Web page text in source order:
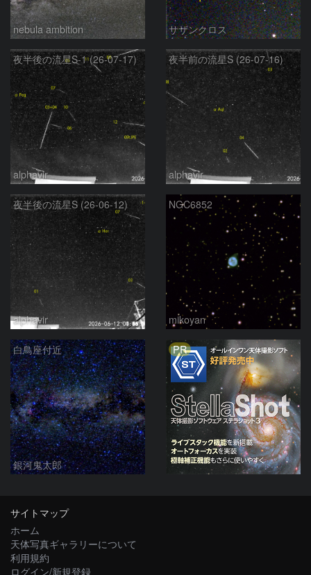
nebula ambition サザンクロス
夜半後の流星S-1 (26-07-17)
alphavir
夜半前の流星S (26-07-16)
alphavir
夜半後の流星S (26-06-12)
alphavir
NGC6852
mikoyan
白鳥座付近
銀河鬼太郎
PR
サイトマップ
ホーム
天体写真ギャラリーについて
利用規約
ログイン/新規登録